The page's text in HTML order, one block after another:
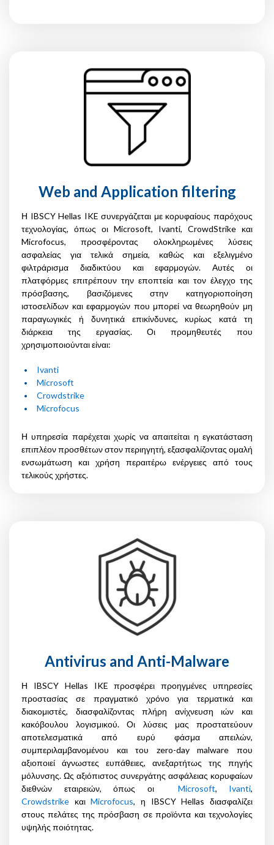
Web and Application filtering
Η IBSCY Hellas IKE συνεργάζεται με κορυφαίους παρόχους
τεχνολογίας, όπως οι Microsoft, Ivanti, CrowdStrike και
Microfocus, προσφέροντας ολοκληρωμένες λύσεις
ασφαλείας για τελικά σημεία, καθώς και εξελιγμένο
φιλτράρισμα διαδικτύου και εφαρμογών. Αυτές οι
πλατφόρμες επιτρέπουν την εποπτεία και τον έλεγχο της
πρόσβασης, βασιζόμενες στην κατηγοριοποίηση
ιστοσελίδων και εφαρμογών που μπορεί να θεωρηθούν μη
παραγωγικές ή δυνητικά επικίνδυνες, κυρίως κατά τη
διάρκεια της εργασίας. Οι προμηθευτές που
χρησιμοποιούνται είναι:
Ivanti
Microsoft
Crowdstrike
Microfocus
Η υπηρεσία παρέχεται χωρίς να απαιτείται η εγκατάσταση
επιπλέον προσθέτων στον περιηγητή, εξασφαλίζοντας ομαλή
ενσωμάτωση και χρήση περαιτέρω ενέργειες από τους
τελικούς χρήστες.
Antivirus and Anti-Malware
Η IBSCY Hellas IKE προσφέρει προηγμένες υπηρεσίες
προστασίας σε πραγματικό χρόνο για τερματικά και
διακομιστές, διασφαλίζοντας πλήρη ανίχνευση ιών και
κακόβουλου λογισμικού. Οι λύσεις μας προστατεύουν
αποτελεσματικά από ευρύ φάσμα απειλών,
συμπεριλαμβανομένου και του zero-day malware που
αξιοποιεί άγνωστες ευπάθειες, ανεξαρτήτως της πηγής
μόλυνσης. Ως αξιόπιστος συνεργάτης ασφάλειας κορυφαίων
διεθνών εταιρειών, όπως οι Microsoft, Ivanti,
Crowdstrike καιMicrofocus, η IBSCY Hellas διασφαλίζει
στους πελάτες της πρόσβαση σε προϊόντα και τεχνολογίες
υψηλής ποιότητας.